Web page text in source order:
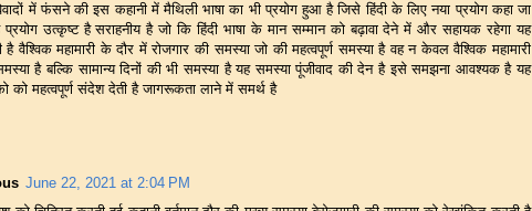
में फंसने की इस कहानी में मैथिली भाषा का भी प्रयोग हुआ है जिसे हिंदी के लिए नया प्रयोग कहा जा
उत्कृष्ट है सराहनीय है जो कि हिंदी भाषा के मान सम्मान को बढ़ावा देने में और सहायक रहेगा यह
है वैश्विक महामारी के दौर में रोजगार की समस्या जो की महत्वपूर्ण समस्या है वह न केवल वैश्विक महामारी
है बल्कि सामान्य दिनों की भी समस्या है यह समस्या पूंजीवाद की देन है इसे समझना आवश्यक है यह
को महत्वपूर्ण संदेश देती है जागरूकता लाने में समर्थ है
June 22, 2021 at 2:04 PM